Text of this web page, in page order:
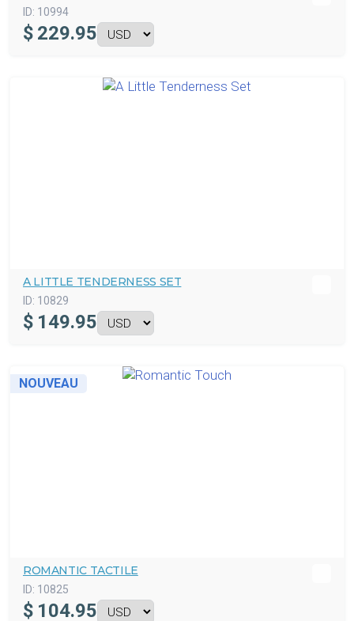
ID: 10994
$ 229.95
A LITTLE TENDERNESS SET
ID: 10829
$ 149.95
NOUVEAU
ROMANTIC TACTILE
ID: 10825
$ 104.95